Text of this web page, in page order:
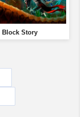
Block Story